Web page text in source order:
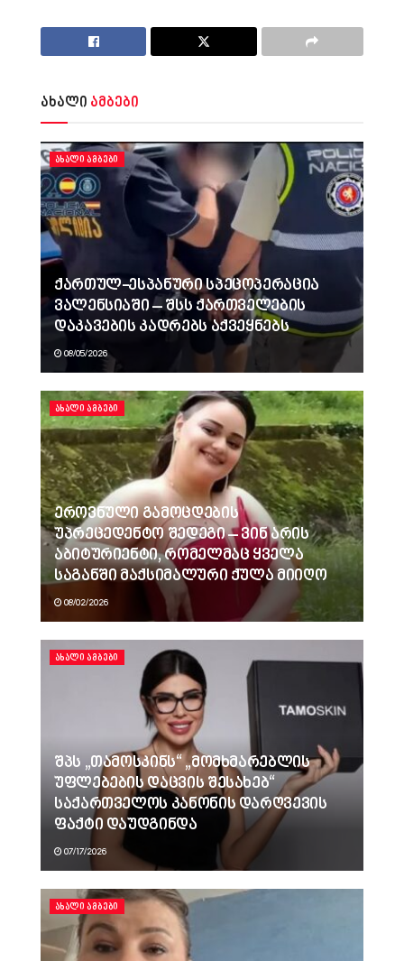
ახალი ამბები
ᲐᲮᲐᲚᲘ ᲐᲛᲑᲔᲑᲘ
ქართულ-ესპანური სპეცოპერაცია
ვალენსიაში – შსს ქართველების
დაკავების კადრებს აქვეყნებს
08/05/2026
ᲐᲮᲐᲚᲘ ᲐᲛᲑᲔᲑᲘ
ეროვნული გამოცდების
უპრეცედენტო შედეგი – ვინ არის
აბიტურიენტი, რომელმაც ყველა
საგანში მაქსიმალური ქულა მიიღო
08/02/2026
ᲐᲮᲐᲚᲘ ᲐᲛᲑᲔᲑᲘ
შპს „თამოსკინს“ „მომხმარებლის
უფლებების დაცვის შესახებ“
საქართველოს კანონის დარღვევის
ფაქტი დაუდგინდა
07/17/2026
ᲐᲮᲐᲚᲘ ᲐᲛᲑᲔᲑᲘ